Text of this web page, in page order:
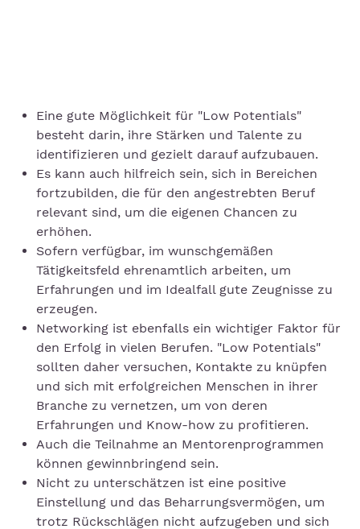
Eine gute Möglichkeit für "Low Potentials"
besteht darin, ihre Stärken und Talente zu
identifizieren und gezielt darauf aufzubauen.
Es kann auch hilfreich sein, sich in Bereichen
fortzubilden, die für den angestrebten Beruf
relevant sind, um die eigenen Chancen zu
erhöhen.
Sofern verfügbar, im wunschgemäßen
Tätigkeitsfeld ehrenamtlich arbeiten, um
Erfahrungen und im Idealfall gute Zeugnisse zu
erzeugen.
Networking ist ebenfalls ein wichtiger Faktor für
den Erfolg in vielen Berufen. "Low Potentials"
sollten daher versuchen, Kontakte zu knüpfen
und sich mit erfolgreichen Menschen in ihrer
Branche zu vernetzen, um von deren
Erfahrungen und Know-how zu profitieren.
Auch die Teilnahme an Mentorenprogrammen
können gewinnbringend sein.
Nicht zu unterschätzen ist eine positive
Einstellung und das Beharrungsvermögen, um
trotz Rückschlägen nicht aufzugeben und sich